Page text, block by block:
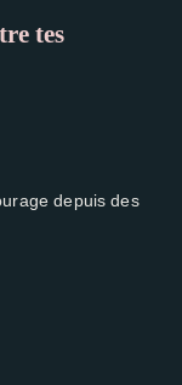
tes
depuis des